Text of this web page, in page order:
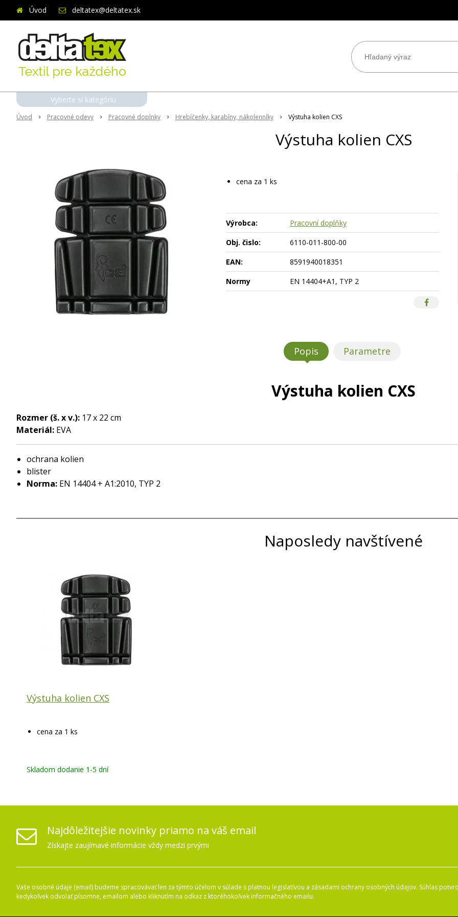
Úvod deltatex@deltatex.sk
Úvod Pracovné odevy Pracovné doplnky Hrebíčenky, karabíny, nákolenníky Výstuha kolien CXS
Výstuha kolien CXS
cena za 1 ks
Výrobca:
Pracovní doplňky
Obj. čislo:
6110-011-800-00
EAN:
8591940018351
Normy
EN 14404+A1, TYP 2
Popis Parametre
Výstuha kolien CXS
Rozmer (š. x v.): 17 x 22 cm
Materiál: EVA
ochrana kolien
blister
Norma: EN 14404 + A1:2010, TYP 2
Naposledy navštívené
Výstuha kolien CXS
cena za 1 ks
Skladom dodanie 1-5 dní
Vyberte si kategóriu
Najdôležitejšie novinky priamo na váš email
Získajte zaujímavé informácie vždy medzi prvými
Vaše osobné údaje (email) budeme spracovávať len za týmto účelom v súlade s platnou legislatívou a zásadami ochrany osobných údajov. Súhlas
kedykoľvek odvolať písomne, emailom alebo kliknutím na odkaz z ktoréhokoľvek informačného emailu.